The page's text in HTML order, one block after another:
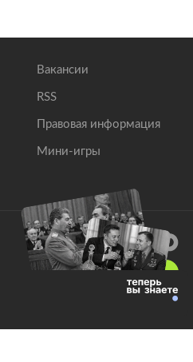
Вакансии
RSS
Правовая информация
Мини-игры
права защищены.